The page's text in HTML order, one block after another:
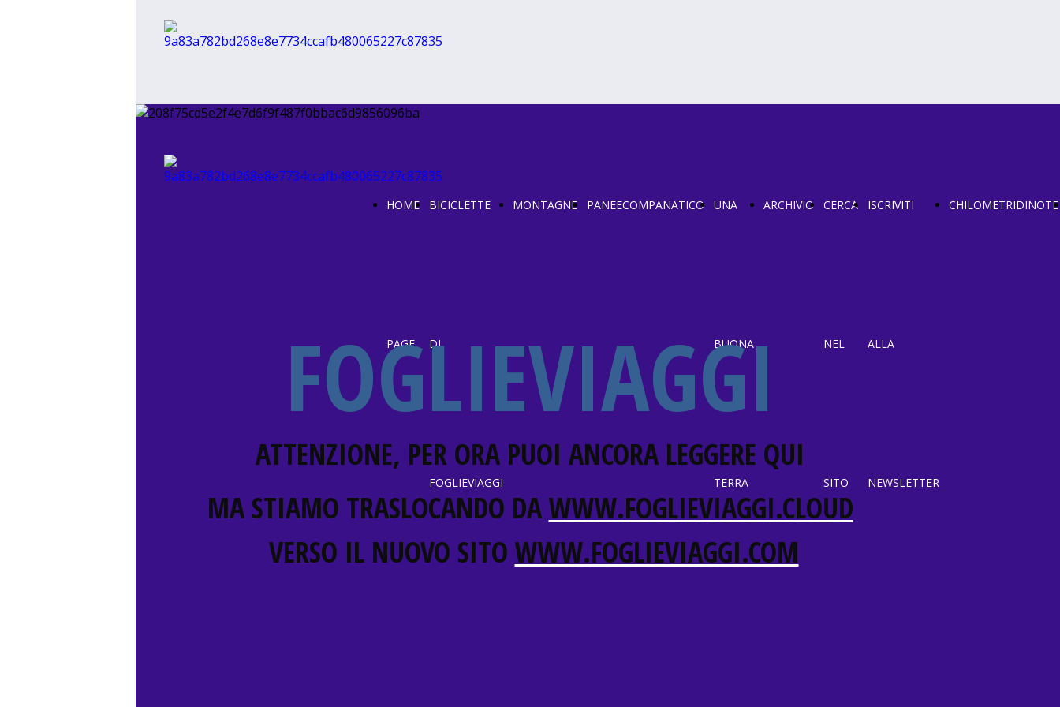
HOME
PAGE
BICICLETTE
DI
FOGLIEVIAGGI
MONTAGNE PANEECOMPANATICO UNA
BUONA
TERRA
ARCHIVIO CERCA
NEL
SITO
ISCRIVITI
ALLA
NEWSLETTER
CHILOMETRIDINOTE
FOGLIEVIAGGI
ATTENZIONE, PER ORA PUOI ANCORA LEGGERE QUI
MA STIAMO TRASLOCANDO DAWWW.FOGLIEVIAGGI.CLOUD
VERSO IL NUOVO SITO WWW.FOGLIEVIAGGI.COM